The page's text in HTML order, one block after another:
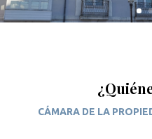
CÁMARA DE LA